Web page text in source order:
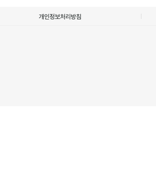
개인정보처리방침